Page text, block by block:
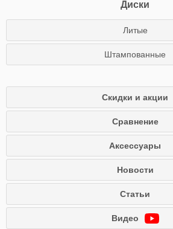
Диски
Литые
Штампованные
Скидки и акции
Сравнение
Аксессуары
Новости
Статьи
Видео